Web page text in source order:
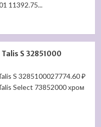
11392.75...
Talis S 32851000
S 3285100027774.60 ₽
Select 73852000 хром